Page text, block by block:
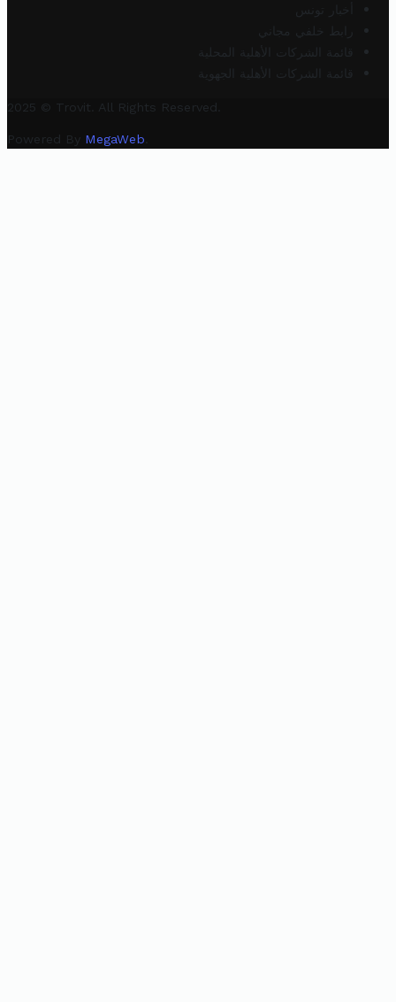
أخبار تونس
رابط خلفي مجاني
قائمة الشركات الأهلية المحلية
قائمة الشركات الأهلية الجهوية
2025 © Trovit. All Rights Reserved.
Powered By MegaWeb